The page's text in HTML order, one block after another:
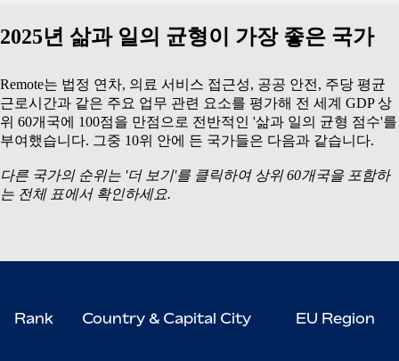
2025년 삶과 일의 균형이 가장 좋은 국가
Remote는 법정 연차, 의료 서비스 접근성, 공공 안전, 주당 평균
근로시간과 같은 주요 업무 관련 요소를 평가해 전 세계 GDP 상
위 60개국에 100점을 만점으로 전반적인 '삶과 일의 균형 점수'를
부여했습니다. 그중 10위 안에 든 국가들은 다음과 같습니다.
다른 국가의 순위는 '더 보기'를 클릭하여 상위 60개국을 포함하
는 전체 표에서 확인하세요.
Rank Country & Capital City EU Region